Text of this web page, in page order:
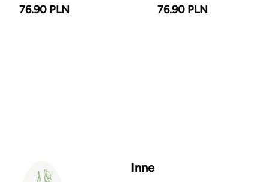
76.90 PLN 76.90 PLN
Inne